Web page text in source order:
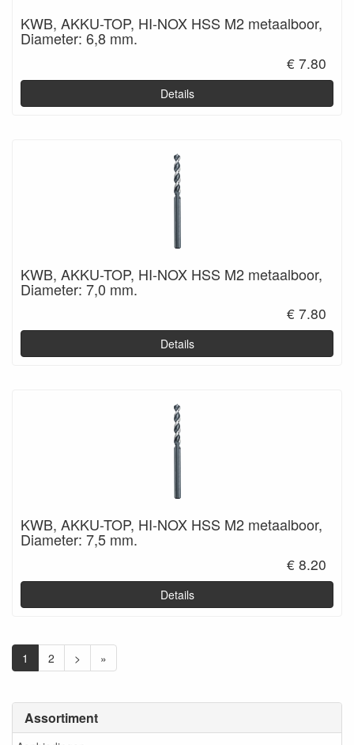
Assortiment
KWB, AKKU-TOP, HI-NOX HSS M2 metaalboor,
Diameter: 6,8 mm.
€ 7.80
Details
KWB, AKKU-TOP, HI-NOX HSS M2 metaalboor,
Diameter: 7,0 mm.
€ 7.80
Details
KWB, AKKU-TOP, HI-NOX HSS M2 metaalboor,
Diameter: 7,5 mm.
€ 8.20
Details
1 2 > »